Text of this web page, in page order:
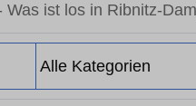
ist los in Ribnitz-